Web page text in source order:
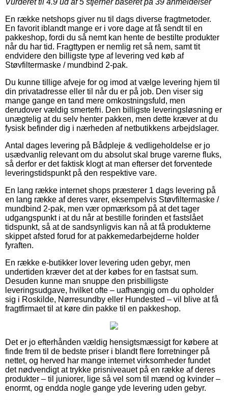
En række netshops giver nu til dags diverse fragtmetoder.
En favorit iblandt mange er i vore dage at få sendt til en
pakkeshop, fordi du så nemt kan hente de bestilte produkter
når du har tid. Fragttypen er nemlig ret så nem, samt tit
endvidere den billigste type af levering ved køb af
Støvfiltermaske / mundbind 2-pak.
Du kunne tillige afveje for og imod at vælge levering hjem til
din privatadresse eller til når du er på job. Den viser sig
mange gange en tand mere omkostningsfuld, men
derudover vældig smertefri. Den billigste leveringsløsning er
unægtelig at du selv henter pakken, men dette kræver at du
fysisk befinder dig i nærheden af netbutikkens arbejdslager.
Antal dages levering på Bådpleje & vedligeholdelse er jo
usædvanlig relevant om du absolut skal bruge varerne fluks,
så derfor er det faktisk klogt at man efterser det forventede
leveringstidspunkt på den respektive vare.
En lang række internet shops præsterer 1 dags levering på
en lang række af deres varer, eksempelvis Støvfiltermaske /
mundbind 2-pak, men vær opmærksom på at det tager
udgangspunkt i at du når at bestille forinden et fastslået
tidspunkt, så at de sandsynligvis kan nå at få produkterne
skippet afsted forud for at pakkemedarbejderne holder
fyraften.
En række e-butikker lover levering uden gebyr, men
undertiden kræver det at der købes for en fastsat sum.
Desuden kunne man snuppe den prisbilligste
leveringsudgave, hvilket ofte – uafhængig om du opholder
sig i Roskilde, Nørresundby eller Hundested – vil blive at få
fragtfirmaet til at køre din pakke til en pakkeshop.
Det er jo efterhånden vældig hensigtsmæssigt for købere at
finde frem til de bedste priser i blandt flere forretninger på
nettet, og herved har mange internet virksomheder fundet
det nødvendigt at trykke prisniveauet på en række af deres
produkter – til juniorer, lige så vel som til mænd og kvinder –
enormt, og endda nogle gange yde levering uden gebyr.